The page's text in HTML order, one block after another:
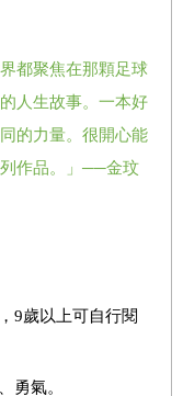
都聚焦在那顆足球
人生故事。一本好
的力量。很開心能
作品。」──金玟
9歲以上可自行閱
勇氣。